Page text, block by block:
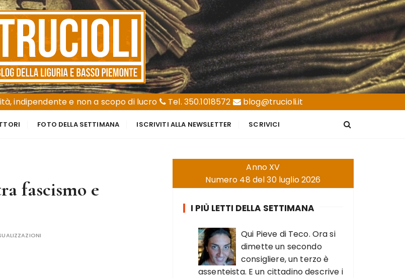
indipendente e non a scopo di lucro
Tel. 350.1018572 blog@trucioli.it
FOTO DELLA SETTIMANA ISCRIVITI ALLA NEWSLETTER SCRIVICI
fascismo e
Anno XV
Numero 48 del 30 luglio 2026
I PIÙ LETTI DELLA SETTIMANA
Qui Pieve di Teco. Ora si
dimette un secondo
consigliere, un terzo è
assenteista. E un cittadino descrive i